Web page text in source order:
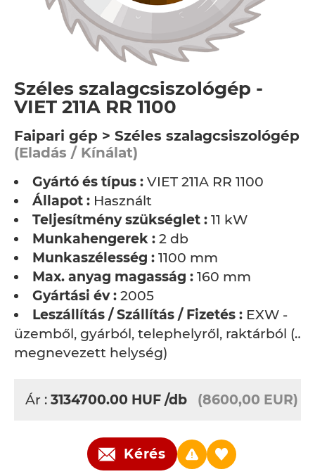
Széles szalagcsiszológép -
VIET 211A RR 1100
Faipari gép > Széles szalagcsiszológép
(Eladás / Kínálat)
Gyártó és típus : VIET 211A RR 1100
Állapot : Használt
Teljesítmény szükséglet : 11 kW
Munkahengerek : 2 db
Munkaszélesség : 1100 mm
Max. anyag magasság : 160 mm
Gyártási év : 2005
Leszállítás / Szállítás / Fizetés : EXW -
üzemből, gyárból, telephelyről, raktárból (…
megnevezett helység)
Ár : 3134700.00 HUF /db (8600,00 EUR)
Kérés